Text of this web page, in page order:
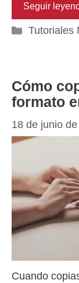
Seguir
Categorías
Tutoriales
Cómo
formato
18 de junio
Cuando